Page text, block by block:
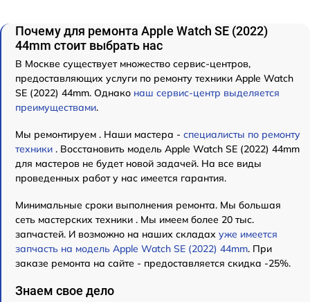
Почему для ремонта Apple Watch SE (2022)
44mm стоит выбрать нас
В Москве существует множество сервис-центров,
предоставляющих услуги по ремонту техники Apple Watch
SE (2022) 44mm. Однако наш сервис-центр выделяется
преимуществами.
Мы ремонтируем . Наши мастера - специалисты по ремонту
техники . Восстановить модель Apple Watch SE (2022) 44mm
для мастеров не будет новой задачей. На все виды
проведенных работ у нас имеется гарантия.
Минимальные сроки выполнения ремонта. Мы большая
сеть мастерских техники . Мы имеем более 20 тыс.
запчастей. И возможно на наших складах уже имеется
запчасть на модель Apple Watch SE (2022) 44mm. При
заказе ремонта на сайте - предоставляется скидка -25%.
Знаем свое дело